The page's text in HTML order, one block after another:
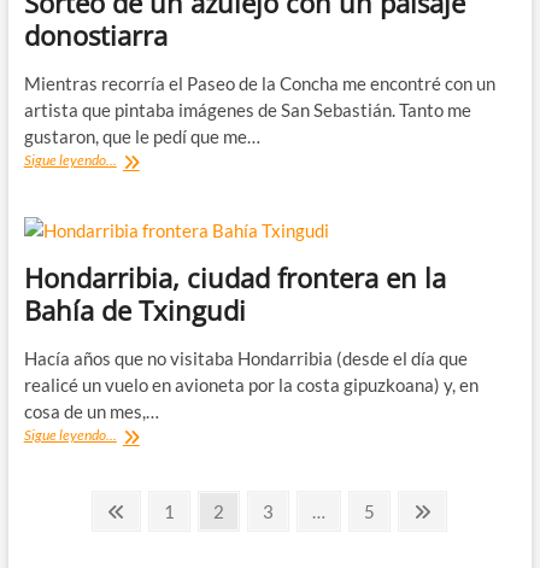
probablemente
no
donostiarra
Mientras recorría el Paseo de la Concha me encontré con un
artista que pintaba imágenes de San Sebastián. Tanto me
gustaron, que le pedí que me…
Sigue leyendo... Sorteo
azulejo
un
paisaje
donostiarra
Hondarribia, ciudad frontera en la
Bahía de Txingudi
Hacía años que no visitaba Hondarribia (desde el día que
realicé un vuelo en avioneta por la costa gipuzkoana) y, en
cosa de un mes,…
Sigue leyendo... Hondarribia,
la
Paginación
PáginaPágina
1 Página
2 Página
3 … Página
5